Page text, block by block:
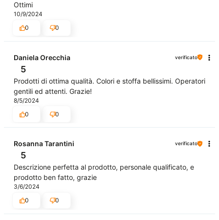
Ottimi
10/9/2024
0
0
Daniela Orecchia verificato
5
Prodotti di ottima qualità. Colori e stoffa bellissimi. Operatori
gentili ed attenti. Grazie!
8/5/2024
0
0
Rosanna Tarantini verificato
5
Descrizione perfetta al prodotto, personale qualificato, e
prodotto ben fatto, grazie
3/6/2024
0
0